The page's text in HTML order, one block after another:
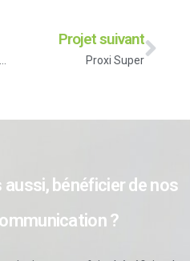
Projet suivant
Proxi Super
bénéficier de nos
?